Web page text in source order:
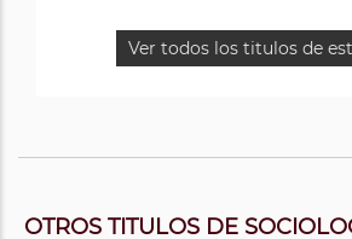
Ver todos los titulos de
OTROS TITULOS DE